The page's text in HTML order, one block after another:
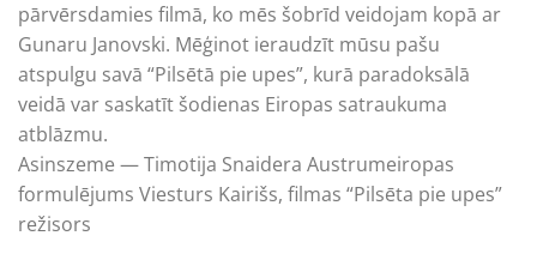
pārvērsdamies filmā, ko mēs šobrīd veidojam kopā ar
Gunaru Janovski. Mēģinot ieraudzīt mūsu pašu
atspulgu savā “Pilsētā pie upes”, kurā paradoksālā
veidā var saskatīt šodienas Eiropas satraukuma
atblāzmu.
Asinszeme — Timotija Snaidera Austrumeiropas
formulējums Viesturs Kairišs, filmas “Pilsēta pie upes”
režisors